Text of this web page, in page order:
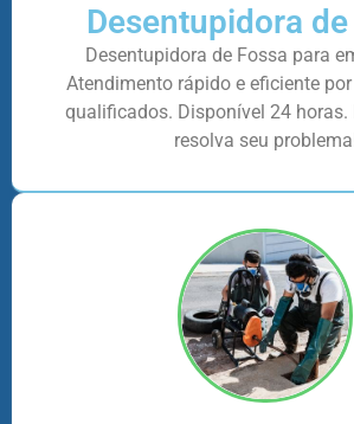
Desentupidora
Desentupidora de Fossa para
Atendimento rápido e eficiente
qualificados. Disponível 24 horas.
resolva seu